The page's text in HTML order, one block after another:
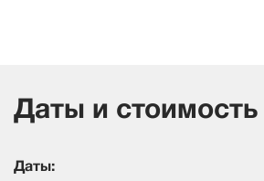
Даты и стоимость
Даты: